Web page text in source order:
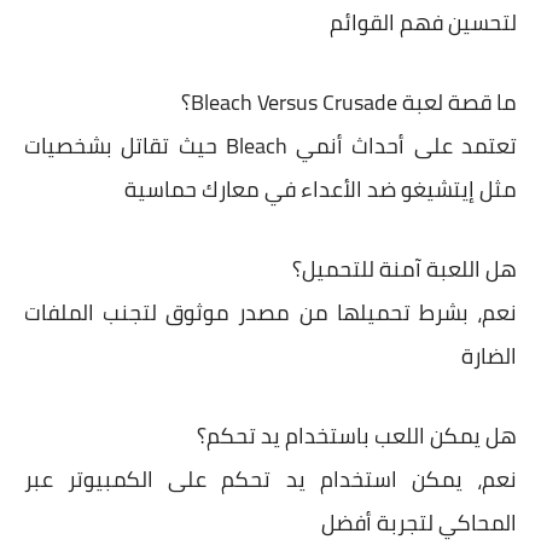
لتحسين فهم القوائم
ما قصة لعبة Bleach Versus Crusade؟
تعتمد على أحداث أنمي Bleach حيث تقاتل بشخصيات
مثل إيتشيغو ضد الأعداء في معارك حماسية
هل اللعبة آمنة للتحميل؟
نعم، بشرط تحميلها من مصدر موثوق لتجنب الملفات
الضارة
هل يمكن اللعب باستخدام يد تحكم؟
نعم، يمكن استخدام يد تحكم على الكمبيوتر عبر
المحاكي لتجربة أفضل